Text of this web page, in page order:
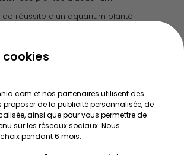
de réussite d'un aquarium planté
Le journal d'Ammannia
de Notices de produits
Mentions légales
générales de vente
et nos partenaires utilisent des
proposer de la publicité personnalisée, de
ainsi que pour vous permettre de
sur les réseaux sociaux. Nous
pendant 6 mois.